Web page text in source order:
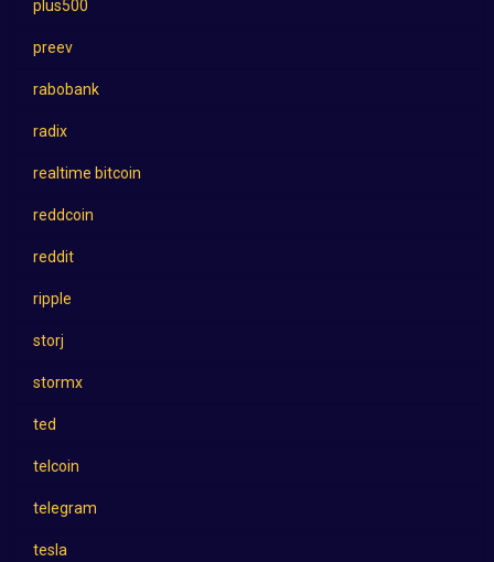
plus500
preev
rabobank
radix
realtime bitcoin
reddcoin
reddit
ripple
storj
stormx
ted
telcoin
telegram
tesla